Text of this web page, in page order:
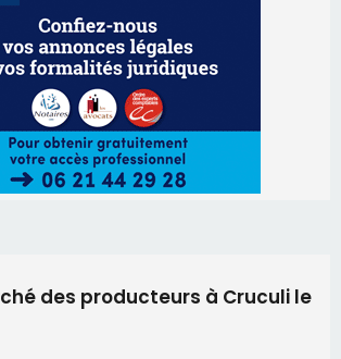
des producteurs à Cruculi le
A Nuciola organise une
les étoiles
Argentin au stade de San
de la Sainte-Marie et